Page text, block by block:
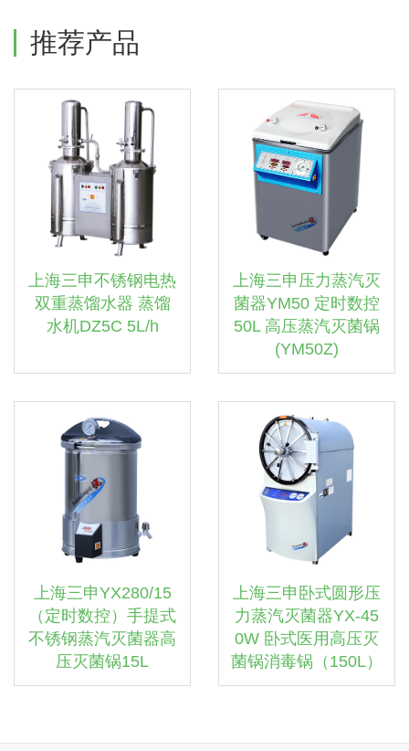
推荐产品
上海三申不锈钢电热
双重蒸馏水器 蒸馏
水机DZ5C 5L/h
上海三申压力蒸汽灭
菌器YM50 定时数控
50L 高压蒸汽灭菌锅
(YM50Z)
上海三申YX280/15
（定时数控）手提式
不锈钢蒸汽灭菌器高
压灭菌锅15L
上海三申卧式圆形压
力蒸汽灭菌器YX-45
0W 卧式医用高压灭
菌锅消毒锅（150L）